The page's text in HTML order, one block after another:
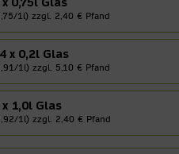
1l) zzgl. 2,40 € Pfand
x 0,2l Glas
1l) zzgl. 5,10 € Pfand
x 1,0l Glas
1l) zzgl. 2,40 € Pfand